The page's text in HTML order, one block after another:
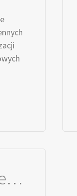
Specjalista / Specjalistka ds. kadr i płac